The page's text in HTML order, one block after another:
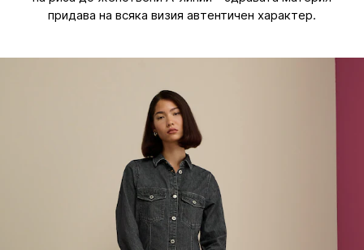
придава на всяка визия автентичен характер.